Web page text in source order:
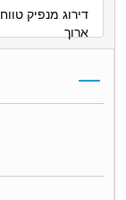
דירוג מנפיק טווח
ארוך